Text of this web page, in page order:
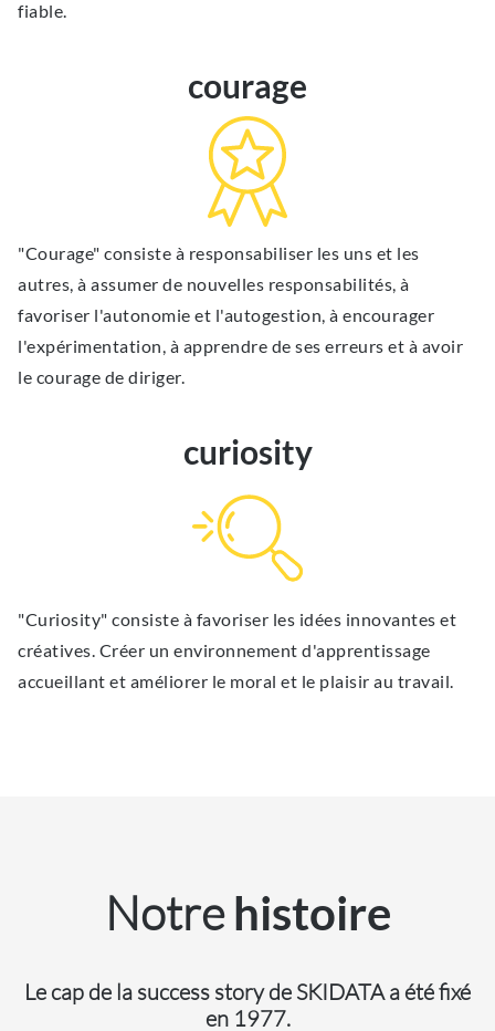
fiable.
courage
"Courage" consiste à responsabiliser les uns et les
autres, à assumer de nouvelles responsabilités, à
favoriser l'autonomie et l'autogestion, à encourager
l'expérimentation, à apprendre de ses erreurs et à avoir
le courage de diriger.
curiosity
"Curiosity" consiste à favoriser les idées innovantes et
créatives. Créer un environnement d'apprentissage
accueillant et améliorer le moral et le plaisir au travail.
Notrehistoire
Le cap de la success story de SKIDATA a été fixé
en 1977.